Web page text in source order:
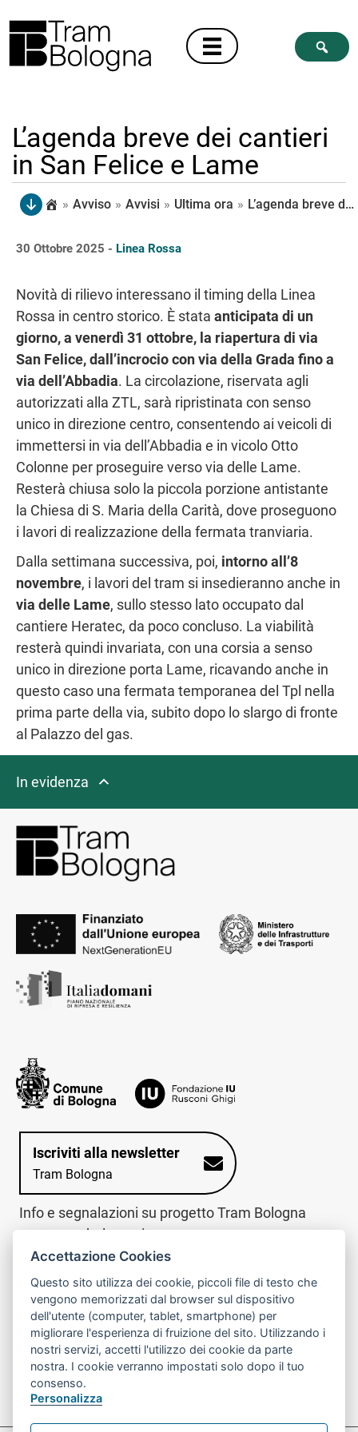
L’agenda breve dei cantieri
in San Felice e Lame
» Avviso » Avvisi » Ultima ora » L’agenda breve dei cantieri in San Felice e Lame
30 Ottobre 2025 - Linea Rossa
Novità di rilievo interessano il timing della Linea
Rossa in centro storico. È stata anticipata di un
giorno, a venerdì 31 ottobre, la riapertura di via
San Felice, dall’incrocio con via della Grada fino a
via dell’Abbadia. La circolazione, riservata agli
autorizzati alla ZTL, sarà ripristinata con senso
unico in direzione centro, consentendo ai veicoli di
immettersi in via dell’Abbadia e in vicolo Otto
Colonne per proseguire verso via delle Lame.
Resterà chiusa solo la piccola porzione antistante
la Chiesa di S. Maria della Carità, dove proseguono
i lavori di realizzazione della fermata tranviaria.
Dalla settimana successiva, poi, intorno all’8
novembre, i lavori del tram si insedieranno anche in
via delle Lame, sullo stesso lato occupato dal
cantiere Heratec, da poco concluso. La viabilità
resterà quindi invariata, con una corsia a senso
unico in direzione porta Lame, ricavando anche in
questo caso una fermata temporanea del Tpl nella
prima parte della via, subito dopo lo slargo di fronte
al Palazzo del gas.
In evidenza
Iscriviti alla newsletter
Tram Bologna
Info e segnalazioni su progetto Tram Bologna
www.trambologna.it
trova infopoint sulla mappa interattiva
Trova l'infopoint
più vicino
telefona al call center
Chiama il call
center
800078611
Contatto cantiere per emergenze nei giorni festivi
o nelle ore notturne:366 65 36 063
Accettazione Cookies
Questo sito utilizza dei cookie, piccoli file di testo che
vengono memorizzati dal browser sul dispositivo
dell'utente (computer, tablet, smartphone) per
migliorare l'esperienza di fruizione del sito. Utilizzando i
nostri servizi, accetti l'utilizzo dei cookie da parte
nostra. I cookie verranno impostati solo dopo il tuo
consenso.
Personalizza